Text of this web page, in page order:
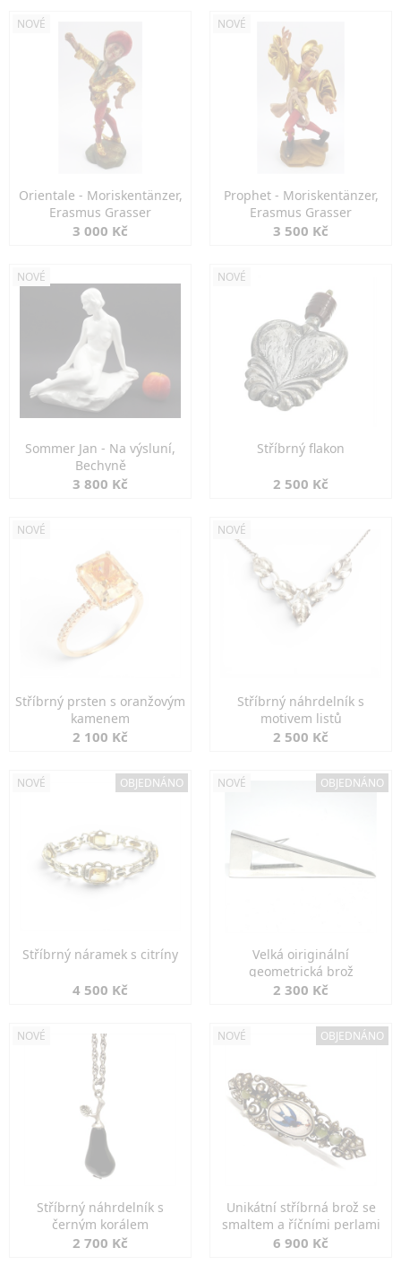
NOVÉ
Orientale - Moriskentänzer,
Erasmus Grasser
3 000 Kč
NOVÉ
Prophet - Moriskentänzer,
Erasmus Grasser
3 500 Kč
NOVÉ
Sommer Jan - Na výsluní,
Bechyně
3 800 Kč
NOVÉ
Stříbrný flakon
2 500 Kč
NOVÉ
Stříbrný prsten s oranžovým
kamenem
2 100 Kč
NOVÉ
Stříbrný náhrdelník s
motivem listů
2 500 Kč
NOVÉ OBJEDNÁNO
Stříbrný náramek s citríny
4 500 Kč
NOVÉ OBJEDNÁNO
Velká oiriginální
geometrická brož
2 300 Kč
NOVÉ
Stříbrný náhrdelník s
černým korálem
2 700 Kč
NOVÉ OBJEDNÁNO
Unikátní stříbrná brož se
smaltem a říčními perlami
6 900 Kč